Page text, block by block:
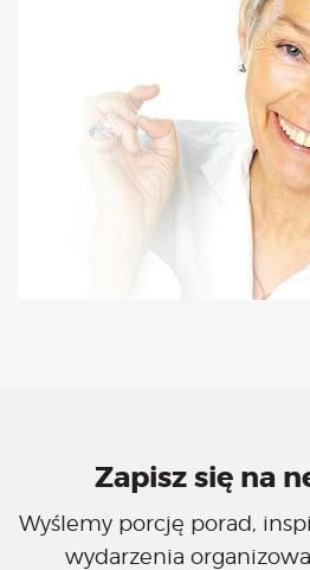
Zapisz się na
Wyślemy porcję porad,
wydarzenia